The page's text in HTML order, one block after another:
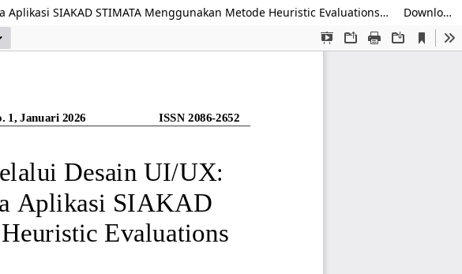
Optimalisasi Sistem Akademik Melalui Desain UI/UX: Integrasi Fungsi Fitur Dosen Pada Aplikasi SIAKAD STIMATA Menggunakan Metode Heuristic Evaluations (HE) Download